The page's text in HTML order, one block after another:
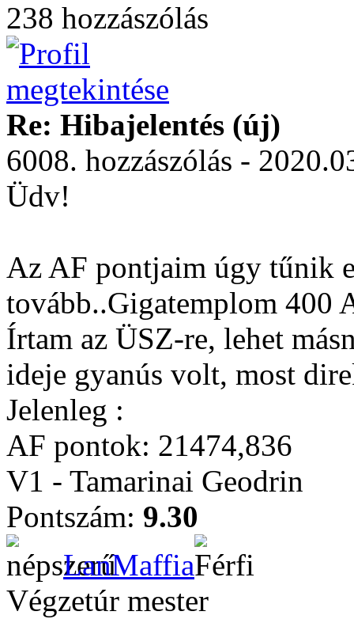
238 hozzászólás
Re: Hibajelentés (új)
6008. hozzászólás -
Üdv!
Az AF pontjaim úgy tűnik
tovább..Gigatemplom 400
Írtam az ÜSZ-re, lehet
ideje gyanús volt, most
Jelenleg :
AF pontok: 21474,836
V1 - Tamarinai Geodrin
Pontszám: 9.30
LanMaffia
Végzetúr mester